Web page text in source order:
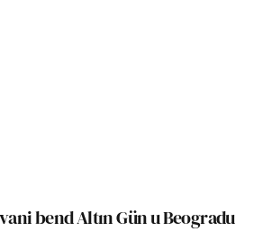
bend Altın Gün u Beogradu